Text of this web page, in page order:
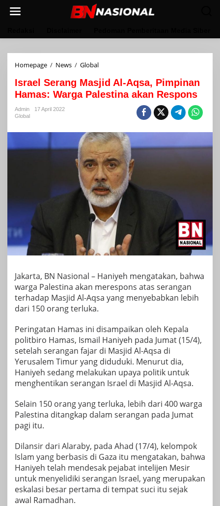
Homepage / News / GlobalIsrael
Masjid
Al-
Aqsa,
Palestina
akan
Respons
Israel Serang Masjid Al-Aqsa, Pimpinan
Hamas: Warga Palestina akan Respons
Admin
17 April 2022
Global
Jakarta, BN Nasional – Haniyeh mengatakan, bahwa
warga Palestina akan merespons atas serangan
terhadap Masjid Al-Aqsa yang menyebabkan lebih
dari 150 orang terluka.
Peringatan Hamas ini disampaikan oleh Kepala
politbiro Hamas, Ismail Haniyeh pada Jumat (15/4),
setelah serangan fajar di Masjid Al-Aqsa di
Yerusalem Timur yang diduduki. Menurut dia,
Haniyeh sedang melakukan upaya politik untuk
menghentikan serangan Israel di Masjid Al-Aqsa.
Selain 150 orang yang terluka, lebih dari 400 warga
Palestina ditangkap dalam serangan pada Jumat
pagi itu.
Dilansir dari Alaraby, pada Ahad (17/4), kelompok
Islam yang berbasis di Gaza itu mengatakan, bahwa
Haniyeh telah mendesak pejabat intelijen Mesir
untuk menyelidiki serangan Israel, yang merupakan
eskalasi besar pertama di tempat suci itu sejak
awal Ramadhan.